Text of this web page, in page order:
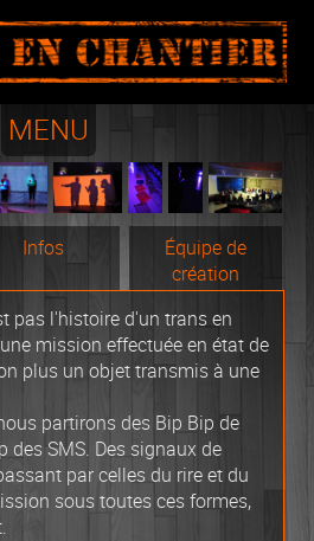
MENU
Infos
Équipe de
création
pas l'histoire d'un trans en
mission effectuée en état de
plus un objet transmis à une
partirons des Bip Bip de
des SMS. Des signaux de
par celles du rire et du
sous toutes ces formes,